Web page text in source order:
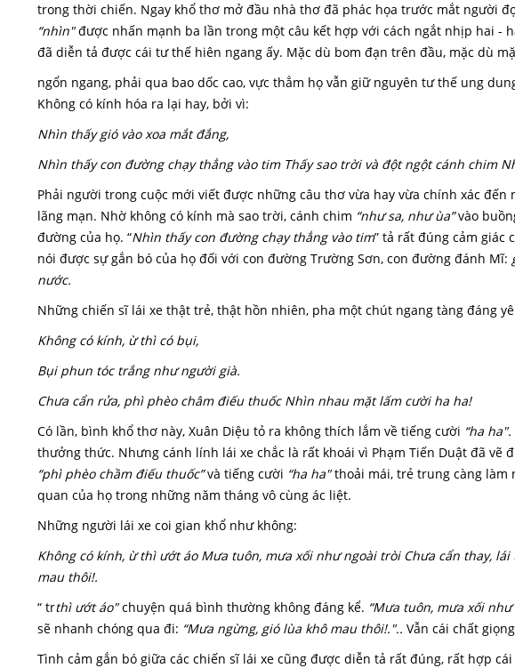
trong thời chiến. Ngay khổ thơ mở đầu nhà thơ đã phác họa trước mắt người
“nhìn"được nhấn mạnh ba lần trong một câu kết hợp với cách ngắt nhịp hai -
đã diễn tả được cái tư thế hiên ngang ấy. Mặc dù bom đạn trên đầu, mặc dù
ngổn ngang, phải qua bao dốc cao, vực thẳm họ vẫn giữ nguyên tư thế ung
Không có kính hóa ra lại hay, bởi vì:
Nhìn thấy gió vào xoa mắt đắng,
Nhìn thấy con đường chạy thẳng vào tim Thấy sao trời và đột ngột cánh chim
Phải người trong cuộc mới viết được những câu thơ vừa hay vừa chính xác
lãng mạn. Nhờ không có kính mà sao trời, cánh chim “như sa, như ùa”vào
đường của họ. “Nhìn thấy con đường chạy thẳng vào tim” tả rất đúng cảm giác
nói được sự gắn bó của họ đối với con đường Trường Sơn, con đường đánh Mĩ:
nước.
Những chiến sĩ lái xe thật trẻ, thật hồn nhiên, pha một chút ngang tàng đáng
Không có kính, ừ thì có bụi,
Bụi phun tóc trắng như người già.
Chưa cẩn rửa, phì phèo châm điếu thuốc Nhìn nhau mặt lấm cười ha ha!
Có lần, bình khổ thơ này, Xuân Diệu tỏ ra không thích lắm về tiếng cười “ha ha".
thưởng thức. Nhưng cánh lính lái xe chắc là rất khoái vì Phạm Tiến Duật đã vẽ
“phì phèo chầm điếu thuốc”và tiếng cười “ha ha"thoải mái, trẻ trung càng làm
quan của họ trong những năm tháng vô cùng ác liệt.
Những người lái xe coi gian khổ như không:
Không có kính, ừ thì ướt áo Mưa tuôn, mưa xối như ngoài tròi Chưa cẩn thay,
mau thôi!.
“ trthì ướt áo"chuyện quá bình thường không đáng kể. “Mưa tuôn, mưa xối
sẽ nhanh chóng qua đi: “Mưa ngừng, gió lùa khô mau thôi!.".. Vẫn cái chất
Tình cảm gắn bó giữa các chiến sĩ lái xe cũng được diễn tả rất đúng, rất hợp